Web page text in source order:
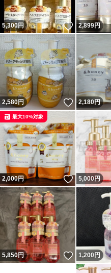
5,300円 いいね！
2,899円
2,580円 いいね！
2,180円
2,000円 いいね！
最大10%対象
5,000円
5,850円 いいね！
1,200 円